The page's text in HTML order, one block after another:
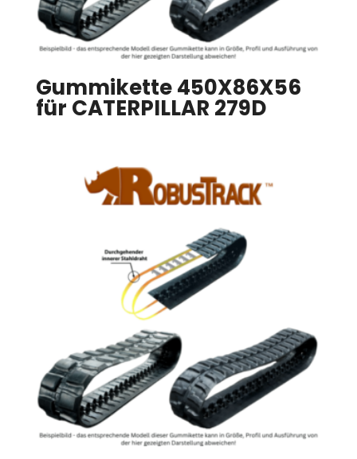
Gummikette 450X86X56
für CATERPILLAR 279D